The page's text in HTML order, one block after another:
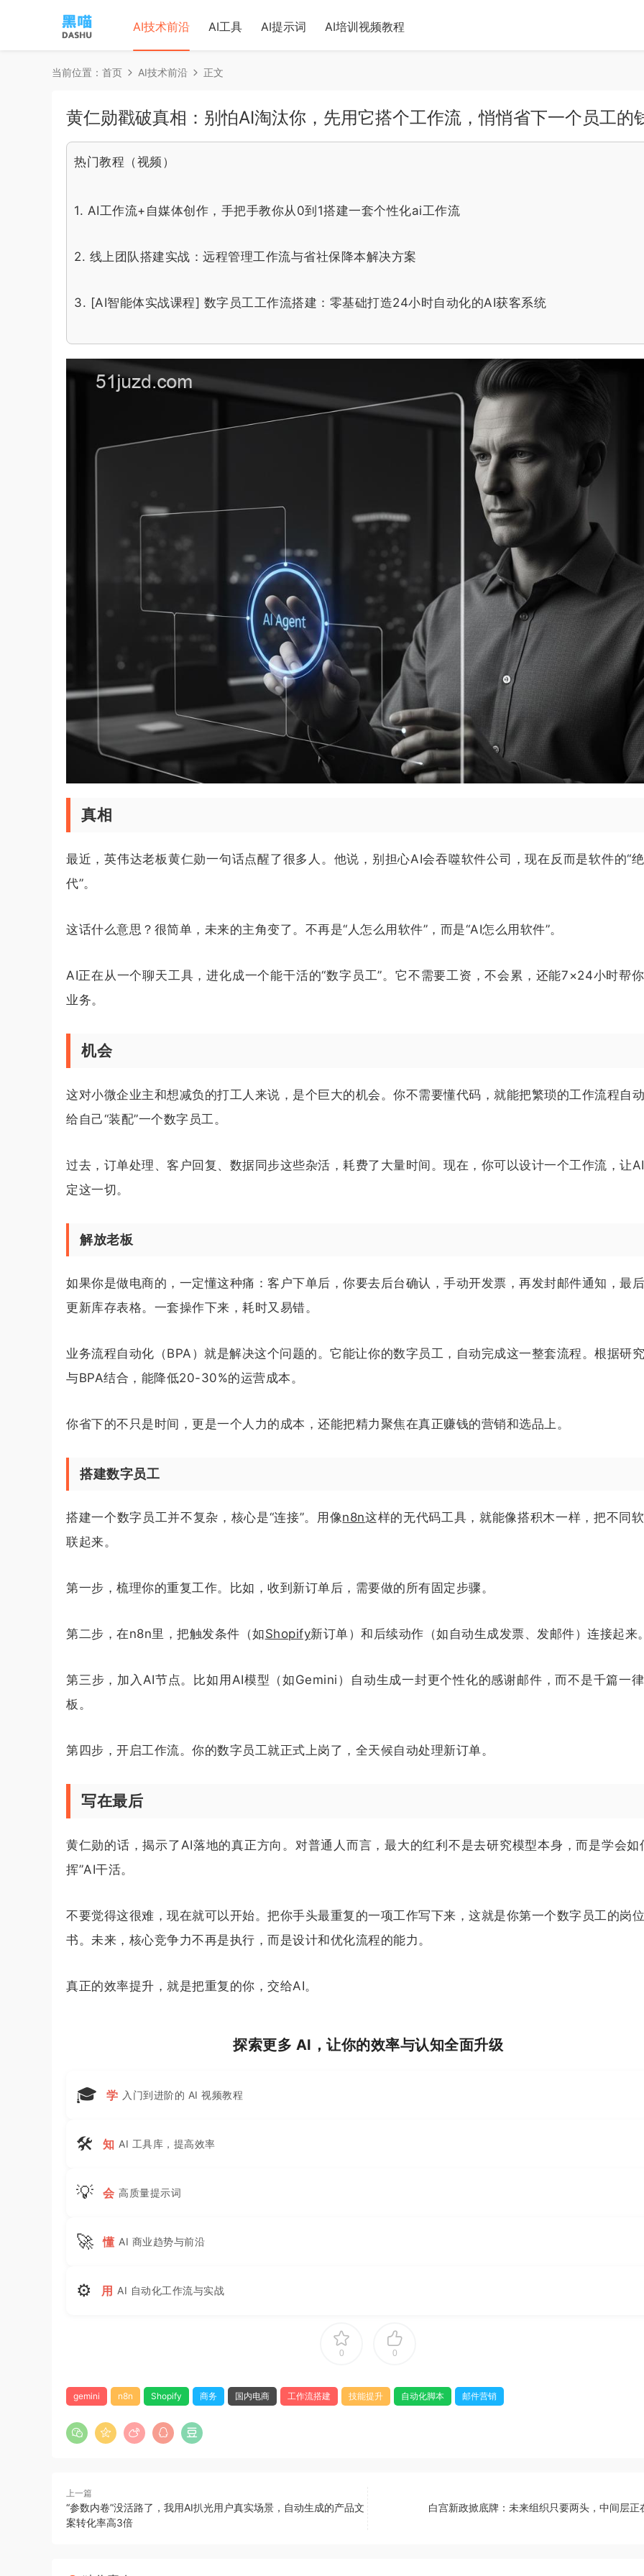
AI技术前沿 AI工具 AI提示词 AI培训视频教程
当前位置： 首页 AI技术前沿 正文
黄仁勋戳破真相：别怕AI淘汰你，先用它搭个工作流，悄悄省下一个员工的
热门教程（视频）
1. AI工作流+自媒体创作，手把手教你从0到1搭建一套个性化ai工作流
2. 线上团队搭建实战：远程管理工作流与省社保降本解决方案
3. [AI智能体实战课程] 数字员工工作流搭建：零基础打造24小时自动化的AI获客系统
真相
最近，英伟达老板黄仁勋一句话点醒了很多人。他说，别担心AI会吞噬软件公司，现在反而是软件的“
代”。
这话什么意思？很简单，未来的主角变了。不再是“人怎么用软件”，而是“AI怎么用软件”。
AI正在从一个聊天工具，进化成一个能干活的“数字员工”。它不需要工资，不会累，还能7×24小时帮
业务。
机会
这对小微企业主和想减负的打工人来说，是个巨大的机会。你不需要懂代码，就能把繁琐的工作流程自
给自己“装配”一个数字员工。
过去，订单处理、客户回复、数据同步这些杂活，耗费了大量时间。现在，你可以设计一个工作流，让
定这一切。
解放老板
如果你是做电商的，一定懂这种痛：客户下单后，你要去后台确认，手动开发票，再发封邮件通知，最
更新库存表格。一套操作下来，耗时又易错。
业务流程自动化（BPA）就是解决这个问题的。它能让你的数字员工，自动完成这一整套流程。根据研
与BPA结合，能降低20-30%的运营成本。
你省下的不只是时间，更是一个人力的成本，还能把精力聚焦在真正赚钱的营销和选品上。
搭建数字员工
搭建一个数字员工并不复杂，核心是“连接”。用像n8n这样的无代码工具，就能像搭积木一样，把不同
联起来。
第一步，梳理你的重复工作。比如，收到新订单后，需要做的所有固定步骤。
第二步，在n8n里，把触发条件（如Shopify新订单）和后续动作（如自动生成发票、发邮件）连接起来
第三步，加入AI节点。比如用AI模型（如Gemini）自动生成一封更个性化的感谢邮件，而不是千篇一
板。
第四步，开启工作流。你的数字员工就正式上岗了，全天候自动处理新订单。
写在最后
黄仁勋的话，揭示了AI落地的真正方向。对普通人而言，最大的红利不是去研究模型本身，而是学会如
挥”AI干活。
不要觉得这很难，现在就可以开始。把你手头最重复的一项工作写下来，这就是你第一个数字员工的岗
书。未来，核心竞争力不再是执行，而是设计和优化流程的能力。
真正的效率提升，就是把重复的你，交给AI。
探索更多 AI，让你的效率与认知全面升级
🎓 学 入门到进阶的 AI 视频教程
🛠 知 AI 工具库，提高效率
💡 会 高质量提示词
🚀 懂 AI 商业趋势与前沿
⚙ 用 AI 自动化工作流与实战
0 0
gemini n8n Shopify 商务 国内电商 工作流搭建 技能提升 自动化脚本 邮件营销
上一篇
“参数内卷”没活路了，我用AI扒光用户真实场景，自动生成的产品文
案转化率高3倍
白宫新政掀底牌：未来组织只要两头，中间层正